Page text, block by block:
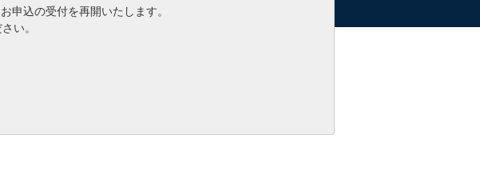
申込の受付を再開いたします。
い。